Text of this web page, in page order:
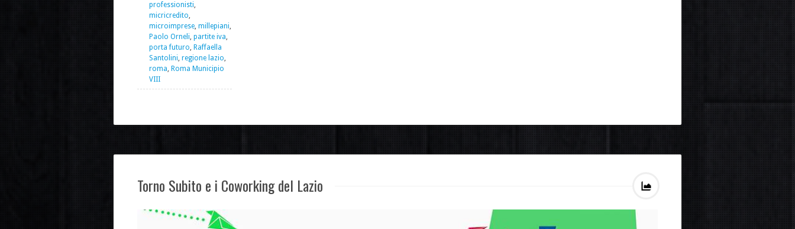
professionisti,
micricredito,
microimprese, millepiani,
Paolo Orneli, partite iva,
porta futuro, Raffaella
Santolini, regione lazio,
roma, Roma Municipio
VIII
Torno Subito e i Coworking del Lazio